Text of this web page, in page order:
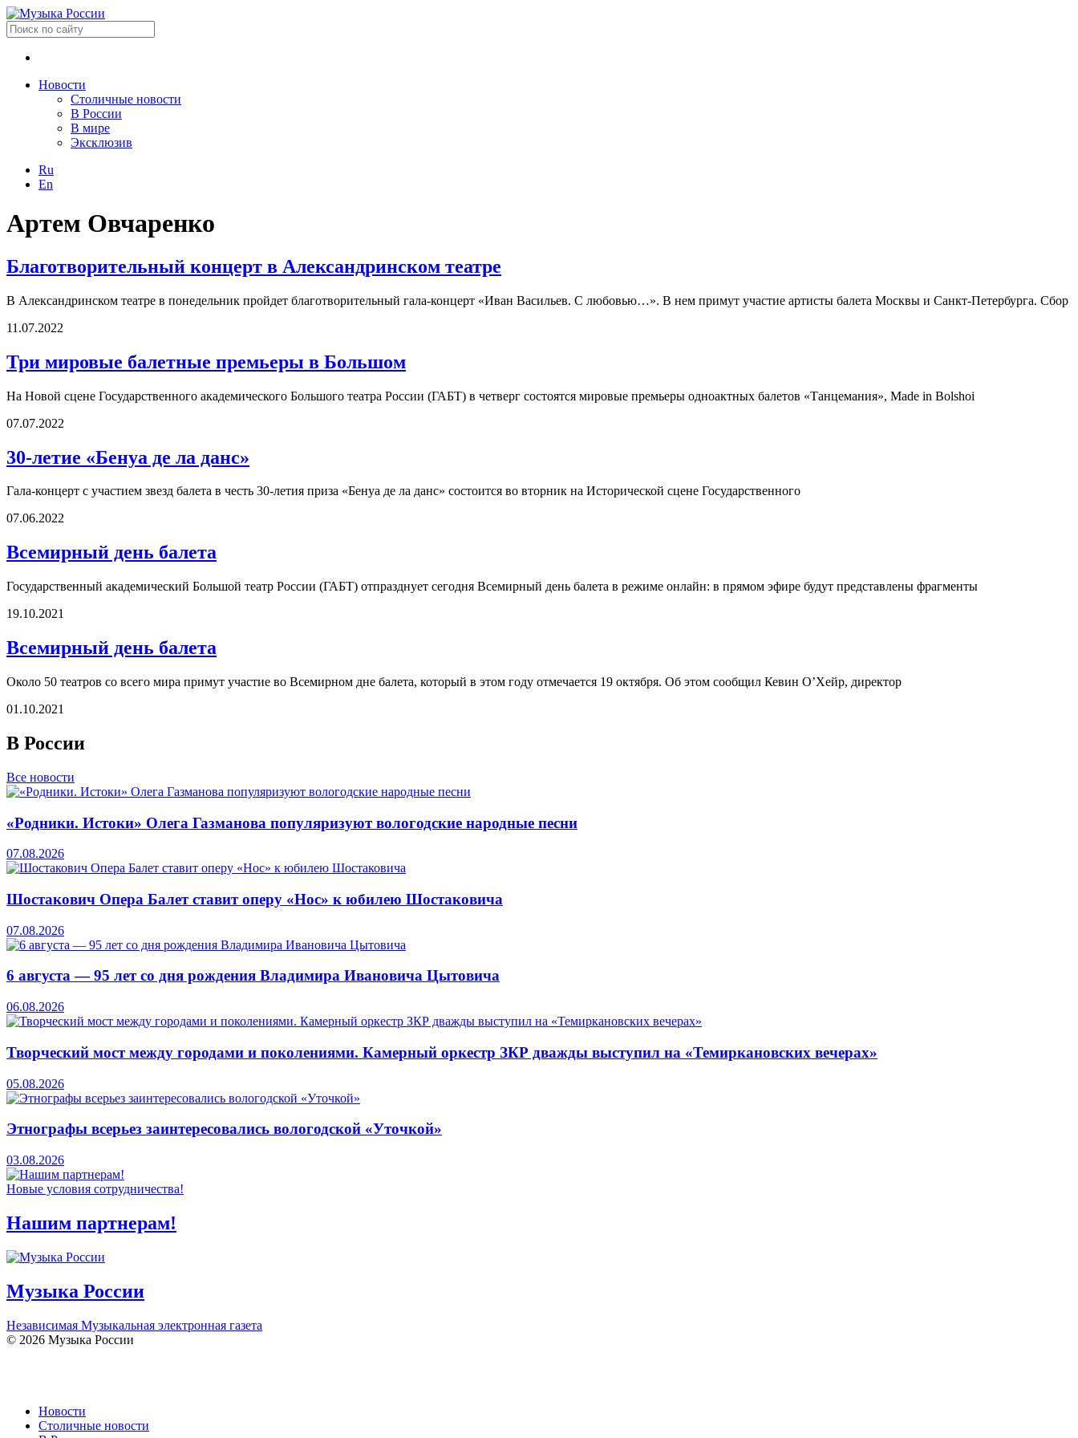
Новости
Столичные новости
В России
В мире
Эксклюзив
Ru
En
Артем Овчаренко
Благотворительный концерт в Александринском театре
В Александринском театре в понедельник пройдет благотворительный гала-концерт «Иван Васильев. С любовью…». В нем примут участие артисты балета Москвы и Санкт-Петербурга. Сбор
11.07.2022
Три мировые балетные премьеры в Большом
На Новой сцене Государственного академического Большого театра России (ГАБТ) в четверг состоятся мировые премьеры одноактных балетов «Танцемания», Made in Bolshoi
07.07.2022
30-летие «Бенуа де ла данс»
Гала-концерт с участием звезд балета в честь 30-летия приза «Бенуа де ла данс» состоится во вторник на Исторической сцене Государственного
07.06.2022
Всемирный день балета
Государственный академический Большой театр России (ГАБТ) отпразднует сегодня Всемирный день балета в режиме онлайн: в прямом эфире будут представлены фрагменты
19.10.2021
Всемирный день балета
Около 50 театров со всего мира примут участие во Всемирном дне балета, который в этом году отмечается 19 октября. Об этом сообщил Кевин О’Хейр, директор
01.10.2021
В России
Все новости
«Родники. Истоки» Олега Газманова популяризуют вологодские народные песни
07.08.2026
Шостакович Опера Балет ставит оперу «Нос» к юбилею Шостаковича
07.08.2026
6 августа — 95 лет со дня рождения Владимира Ивановича Цытовича
06.08.2026
Творческий мост между городами и поколениями. Камерный оркестр ЗКР дважды выступил на «Темиркановских вечерах»
05.08.2026
Этнографы всерьез заинтересовались вологодской «Уточкой»
03.08.2026
Новые условия сотрудничества!
Нашим партнерам!
Музыка России
Независимая Музыкальная электронная газета
© 2026 Музыка России
Новости
Столичные новости